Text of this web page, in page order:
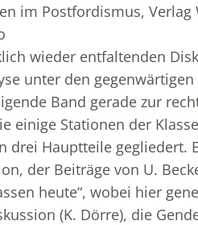
im Postfordismus,
wieder entfaltenden
unter den
Band gerade zur
einige Stationen der
drei Hauptteile gegliedert.
der Beiträge von U.
heute“, wobei hier
(K. Dörre), die